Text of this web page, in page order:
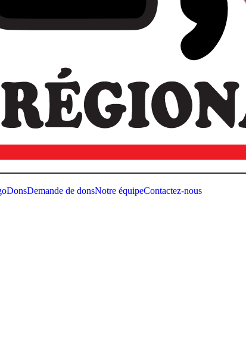
DonsDemande de donsNotre équipeContactez-nous